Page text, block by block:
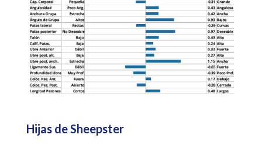
Hijas de Sheepster